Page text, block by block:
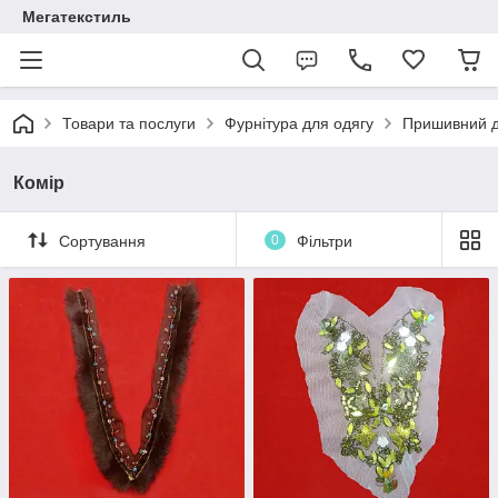
Мегатекстиль
Товари та послуги Фурнітура для одягу Пришивний
Комір
Сортування 0 Фільтри